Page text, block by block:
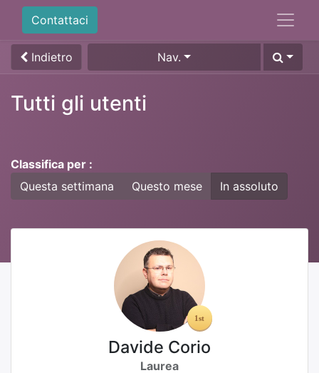
Contattaci
Indietro Nav.
Tutti gli utenti
Classifica per :
Questa settimana
Questo mese In assoluto
Davide Corio
Laurea